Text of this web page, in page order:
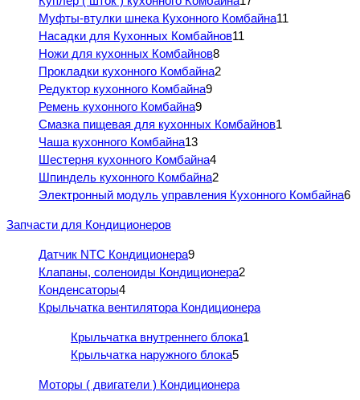
Муфты-втулки шнека Кухонного Комбайна11
Насадки для Кухонных Комбайнов11
Ножи для кухонных Комбайнов8
Прокладки кухонного Комбайна2
Редуктор кухонного Комбайна9
Ремень кухонного Комбайна9
Смазка пищевая для кухонных Комбайнов1
Чаша кухонного Комбайна13
Шестерня кухонного Комбайна4
Шпиндель кухонного Комбайна2
Электронный модуль управления Кухонного Комбайна6
Запчасти для Кондиционеров
Датчик NTC Кондиционера9
Клапаны, соленоиды Кондиционера2
Конденсаторы4
Крыльчатка вентилятора Кондиционера
Крыльчатка внутреннего блока1
Крыльчатка наружного блока5
Моторы ( двигатели ) Кондиционера